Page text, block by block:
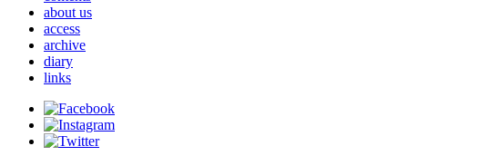
about us
access
archive
diary
links